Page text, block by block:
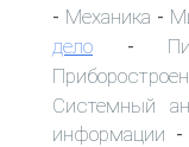
- Механика -
дело -
Системный
информации -